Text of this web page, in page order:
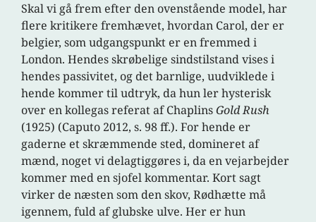
Skal vi gå frem efter den ovenstående model, har
flere kritikere fremhævet, hvordan Carol, der er
belgier, som udgangspunkt er en fremmed i
London. Hendes skrøbelige sindstilstand vises i
hendes passivitet, og det barnlige, uudviklede i
hende kommer til udtryk, da hun ler hysterisk
over en kollegas referat af ChaplinsGold Rush
(1925) (Caputo 2012, s. 98 ff.). For hende er
gaderne et skræmmende sted, domineret af
mænd, noget vi delagtiggøres i, da en vejarbejder
kommer med en sjofel kommentar. Kort sagt
virker de næsten som den skov, Rødhætte må
igennem, fuld af glubske ulve. Her er hun